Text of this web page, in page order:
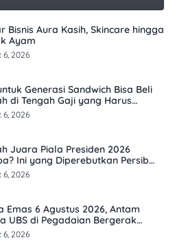
Bisnis Aura Kasih, Skincare hingga
Ayam
6, 2026
Generasi Sandwich Bisa Beli
di Tengah Gaji yang Harus
6, 2026
Juara Piala Presiden 2026
Ini yang Diperebutkan Persib
6, 2026
Emas 6 Agustus 2026, Antam
UBS di Pegadaian Bergerak
6, 2026